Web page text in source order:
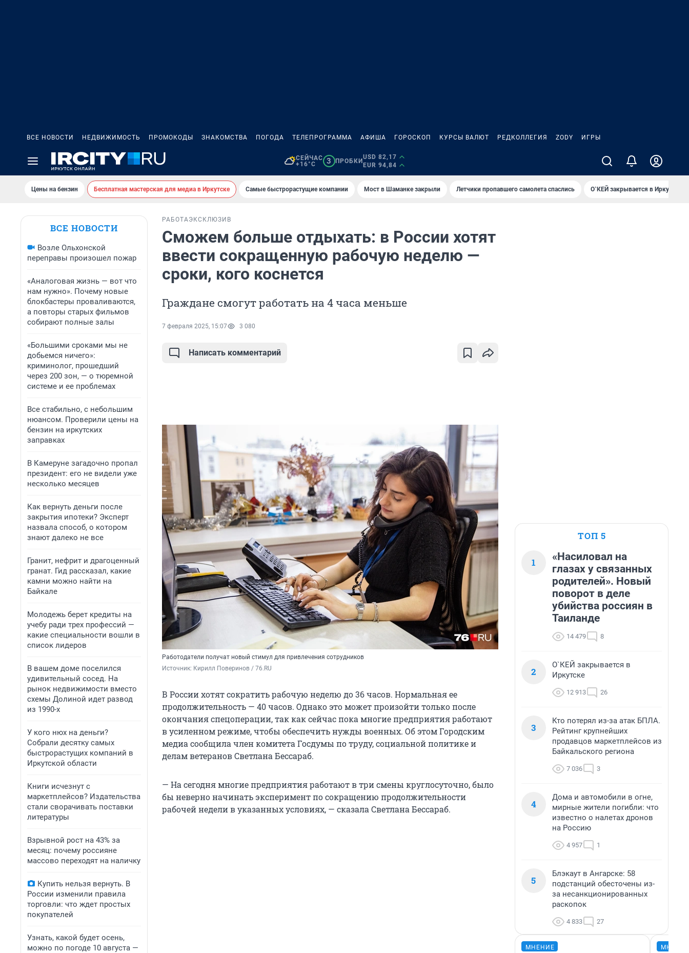
ВСЕ НОВОСТИ НЕДВИЖИМОСТЬ ПРОМОКОДЫ ЗНАКОМСТВА ПОГОДА ТЕЛЕПРОГРАММА АФИША ГОРОСКОП КУРСЫ ВАЛЮТ РЕДКОЛЛЕГИЯ ZODY ИГРЫ
СЕЙЧАС
+16°C
3 ПРОБКИ
USD 82,17
EUR 94,84
Цены на бензин Бесплатная мастерская для медиа в Иркутске Самые быстрорастущие компании Мост в Шаманке закрыли Летчики пропавшего самолета спаслись О`КЕЙ закрывается в Иркутске
ВСЕ НОВОСТИ
Возле Ольхонской
переправы произошел пожар
«Аналоговая жизнь — вот что
нам нужно». Почему новые
блокбастеры проваливаются,
а повторы старых фильмов
собирают полные залы
«Большими сроками мы не
добьемся ничего»:
криминолог, прошедший
через 200 зон, — о тюремной
системе и ее проблемах
Все стабильно, с небольшим
нюансом. Проверили цены на
бензин на иркутских
заправках
В Камеруне загадочно пропал
президент: его не видели уже
несколько месяцев
Как вернуть деньги после
закрытия ипотеки? Эксперт
назвала способ, о котором
знают далеко не все
Гранит, нефрит и драгоценный
гранат. Гид рассказал, какие
камни можно найти на
Байкале
Молодежь берет кредиты на
учебу ради трех профессий —
какие специальности вошли в
список лидеров
В вашем доме поселился
удивительный сосед. На
рынок недвижимости вместо
схемы Долиной идет развод
из 1990-х
У кого нюх на деньги?
Собрали десятку самых
быстрорастущих компаний в
Иркутской области
Книги исчезнут с
маркетплейсов? Издательства
стали сворачивать поставки
литературы
Взрывной рост на 43% за
месяц: почему россияне
массово переходят на наличку
Купить нельзя вернуть. В
России изменили правила
торговли: что ждет простых
покупателей
Узнать, какой будет осень,
можно по погоде 10 августа —
РАБОТАЭКСКЛЮЗИВ
Сможем больше отдыхать: в России хотят
ввести сокращенную рабочую неделю —
сроки, кого коснется
Граждане смогут работать на 4 часа меньше
7 февраля 2025, 15:07 3 080
Написать комментарий
Работодатели получат новый стимул для привлечения сотрудников
Источник: Кирилл Поверинов / 76.RU
В России хотят сократить рабочую неделю до 36 часов. Нормальная ее
продолжительность — 40 часов. Однако это может произойти только после
окончания спецоперации, так как сейчас пока многие предприятия работают
в усиленном режиме, чтобы обеспечить нужды военных. Об этом Городским
медиа сообщила член комитета Госдумы по труду, социальной политике и
делам ветеранов Светлана Бессараб.
— На сегодня многие предприятия работают в три смены круглосуточно, было
бы неверно начинать эксперимент по сокращению продолжительности
рабочей недели в указанных условиях, — сказала Светлана Бессараб.
ТОП 5
1
«Насиловал на
глазах у связанных
родителей». Новый
поворот в деле
убийства россиян в
Таиланде
14 479 8
2
О`КЕЙ закрывается в
Иркутске
12 913 26
3
Кто потерял из-за атак БПЛА.
Рейтинг крупнейших
продавцов маркетплейсов из
Байкальского региона
7 036 3
4
Дома и автомобили в огне,
мирные жители погибли: что
известно о налетах дронов
на Россию
4 957 1
5
Блэкаут в Ангарске: 58
подстанций обесточены из-
за несанкционированных
раскопок
4 833 27
МНЕНИЕ